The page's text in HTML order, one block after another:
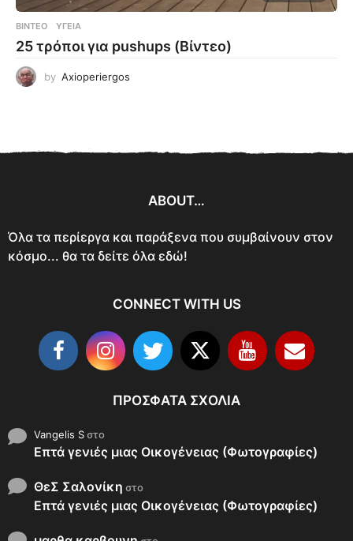
ΒΊΝΤΕΟ ΥΓΕΊΑ
25 τρόποι για pushups (Βίντεο)
by Axioperiergos
ABOUT…
Όλα τα περίεργα και παράξενα που συμβαίνουν στον
κόσμο... θα τα δείτε όλα εδώ!
CONNECT WITH US
ΠΡΌΣΦΑΤΑ ΣΧΌΛΙΑ
Vangelis Sστο
Επτά γενιές μιας Οικογένειας (Φωτογραφίες)
ΘεΣ Σαλονίκη στο
Επτά γενιές μιας Οικογένειας (Φωτογραφίες)